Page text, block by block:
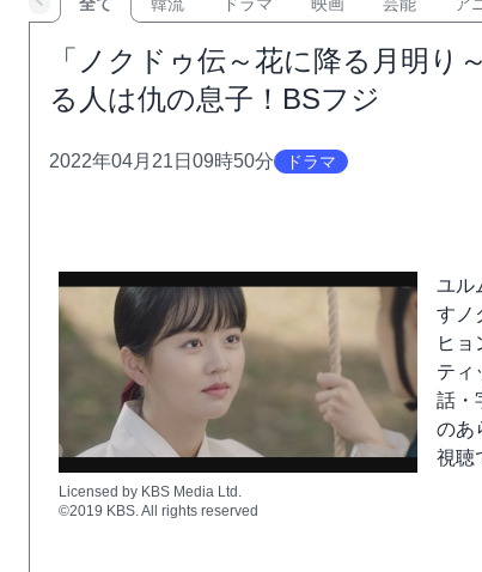
「ノクドゥ伝～花に降る月明り
る人は仇の息子！BSフジ
2022年04月21日09時50分 ドラマ
Licensed by KBS Media Ltd.
©2019 KBS. All rights reserved
ユル
すノ
ヒョ
ティ
話・
のあ
視聴